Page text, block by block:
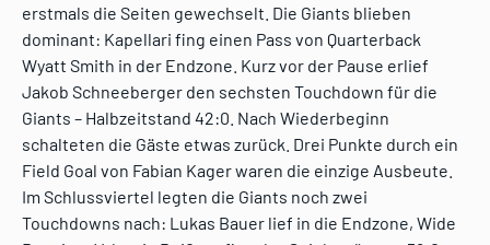
erstmals die Seiten gewechselt. Die Giants blieben
dominant: Kapellari fing einen Pass von Quarterback
Wyatt Smith in der Endzone. Kurz vor der Pause erlief
Jakob Schneeberger den sechsten Touchdown für die
Giants – Halbzeitstand 42:0. Nach Wiederbeginn
schalteten die Gäste etwas zurück. Drei Punkte durch ein
Field Goal von Fabian Kager waren die einzige Ausbeute.
Im Schlussviertel legten die Giants noch zwei
Touchdowns nach: Lukas Bauer lief in die Endzone, Wide